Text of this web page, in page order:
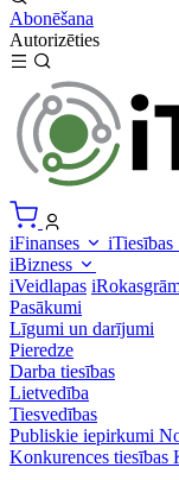
Abonēšana
Autorizēties
iFinanses
iTiesības
iBizness
iVeidlapas
Pasākumi
Līgumi un darījumi
Pieredze
Darba tiesības
Lietvedība
Tiesvedības
Publiskie iepirkumi
Konkurences tiesības